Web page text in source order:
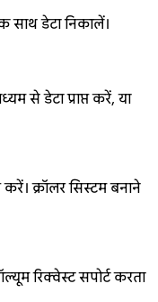
डेटा निकालें।
से डेटा प्राप्त करें, या
क्रॉलर सिस्टम बनाने
रिक्वेस्ट सपोर्ट करता